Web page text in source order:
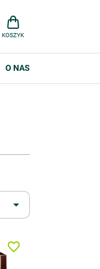
KOSZYK
O NAS

favorite_border